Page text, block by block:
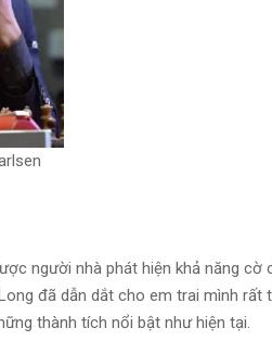
người nhà phát hiện khả năng cờ
đã dẫn dắt cho em trai mình rất
thành tích nổi bật như hiện tại.